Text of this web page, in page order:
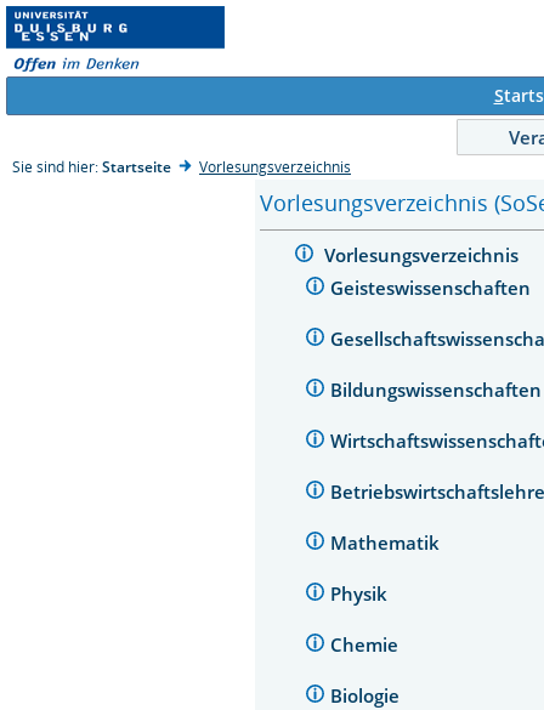
S
Sie sind hier: Startseite Vorlesungsverzeichnis
Vorlesungsverzeichnis
Vorlesungsverzeichnis
Geisteswissenschaften
Mathematik
Physik
Chemie
Biologie